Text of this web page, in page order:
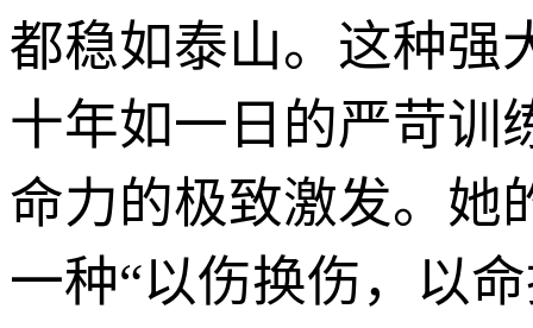
都稳如泰山。这种强
十年如一日的严苛训
命力的极致激发。她
一种“以伤换伤，以